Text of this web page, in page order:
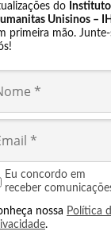
do Instituto
Unisinos –
primeira mão. Junte-
Eu concordo em
receber
nossa Política
.